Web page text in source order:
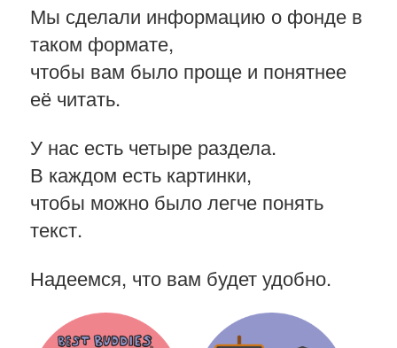
Мы сделали информацию о фонде в
таком формате,
чтобы вам было проще и понятнее
её читать.
У нас есть четыре раздела.
В каждом есть картинки,
чтобы можно было легче понять
текст.
Надеемся, что вам будет удобно.